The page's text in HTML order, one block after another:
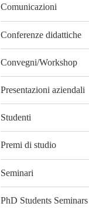
Comunicazioni
Conferenze didattiche
Convegni/Workshop
Presentazioni aziendali
Studenti
Premi di studio
Seminari
PhD Students Seminars